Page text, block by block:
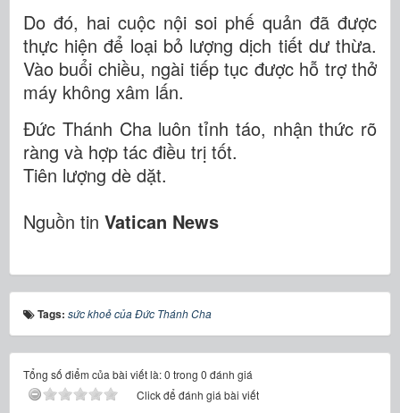
Do đó, hai cuộc nội soi phế quản đã được
thực hiện để loại bỏ lượng dịch tiết dư thừa.
Vào buổi chiều, ngài tiếp tục được hỗ trợ thở
máy không xâm lấn.
Đức Thánh Cha luôn tỉnh táo, nhận thức rõ
ràng và hợp tác điều trị tốt.
Tiên lượng dè dặt.
Nguồn tin Vatican News
Tags: sức khoẻ của Đức Thánh Cha
Tổng số điểm của bài viết là: 0 trong 0 đánh giá
Click để đánh giá bài viết